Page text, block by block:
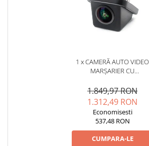
1 x CAMERĂ AUTO VIDEO
MARȘARIER CU
REZOLUȚIE 1920X1080P,
UNGHI DESCHIS 155° - AD-
BGCM10-G
1.849,97 RON
1.312,49 RON
Economisesti
537,48 RON
CUMPARA-LE